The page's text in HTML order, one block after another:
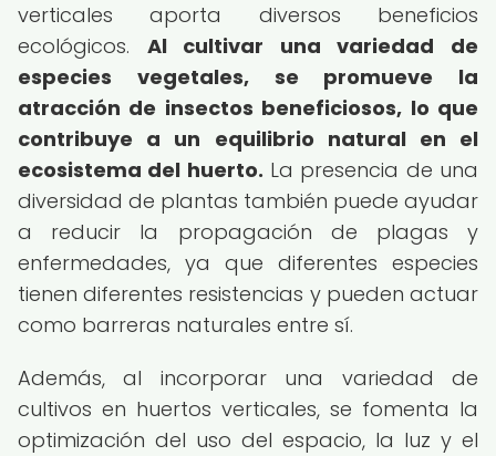
verticales aporta diversos beneficios
ecológicos. Al cultivar una variedad de
especies vegetales, se promueve la
atracción de insectos beneficiosos, lo que
contribuye a un equilibrio natural en el
ecosistema del huerto. La presencia de una
diversidad de plantas también puede ayudar
a reducir la propagación de plagas y
enfermedades, ya que diferentes especies
tienen diferentes resistencias y pueden actuar
como barreras naturales entre sí.
Además, al incorporar una variedad de
cultivos en huertos verticales, se fomenta la
optimización del uso del espacio, la luz y el